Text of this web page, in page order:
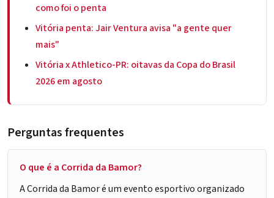
como foi o penta
Vitória penta: Jair Ventura avisa "a gente quer
mais"
Vitória x Athletico-PR: oitavas da Copa do Brasil
2026 em agosto
Perguntas frequentes
O que é a Corrida da Bamor?
A Corrida da Bamor é um evento esportivo organizado